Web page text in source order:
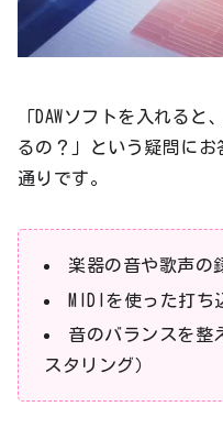
「DAWソフトを入れる
るの？」という疑問に
通りです。
楽器の音や歌声の
MIDIを使った打ち
音のバランスを整
スタリング）